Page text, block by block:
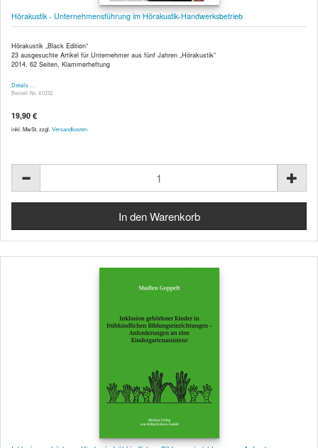
Hörakustik - Unternehmensführung im Hörakustik-Handwerksbetrieb
Hörakustik „Black Edition“
23 ausgesuchte Artikel für Unternehmer aus fünf Jahren „Hörakustik“
2014, 62 Seiten, Klammerheftung
Details …
Bestell-Nr. 41032
19,90 €
inkl. MwSt. zzgl. Versandkosten